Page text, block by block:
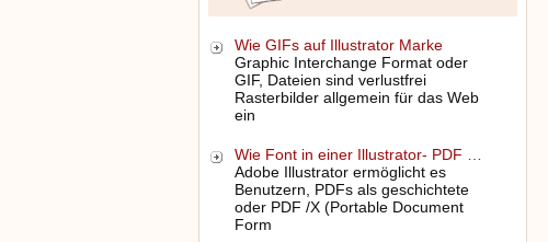
Wie GIFs auf Illustrator Marke
Graphic Interchange Format oder
GIF, Dateien sind verlustfrei
Rasterbilder allgemein für das Web
ein
Wie Font in einer Illustrator- PDF …
Adobe Illustrator ermöglicht es
Benutzern, PDFs als geschichtete
oder PDF /X (Portable Document
Form